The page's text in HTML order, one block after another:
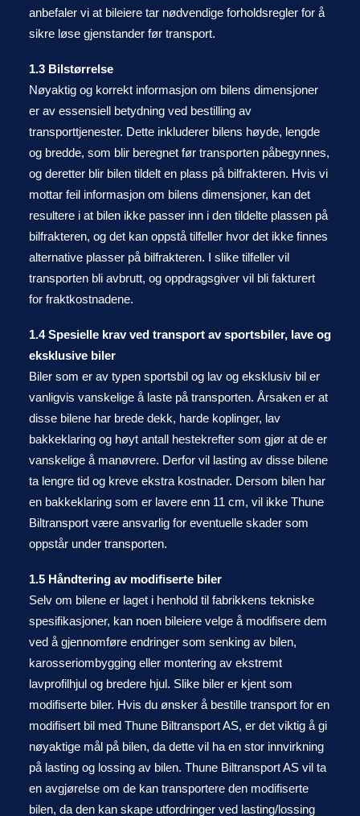
anbefaler vi at bileiere tar nødvendige forholdsregler for å
sikre løse gjenstander før transport.
1.3 Bilstørrelse
Nøyaktig og korrekt informasjon om bilens dimensjoner
er av essensiell betydning ved bestilling av
transporttjenester. Dette inkluderer bilens høyde, lengde
og bredde, som blir beregnet før transporten påbegynnes,
og deretter blir bilen tildelt en plass på bilfrakteren. Hvis vi
mottar feil informasjon om bilens dimensjoner, kan det
resultere i at bilen ikke passer inn i den tildelte plassen på
bilfrakteren, og det kan oppstå tilfeller hvor det ikke finnes
alternative plasser på bilfrakteren. I slike tilfeller vil
transporten bli avbrutt, og oppdragsgiver vil bli fakturert
for fraktkostnadene.
1.4 Spesielle krav ved transport av sportsbiler, lave og
eksklusive biler
Biler som er av typen sportsbil og lav og eksklusiv bil er
vanligvis vanskelige å laste på transporten. Årsaken er at
disse bilene har brede dekk, harde koplinger, lav
bakkeklaring og høyt antall hestekrefter som gjør at de er
vanskelige å manøvrere. Derfor vil lasting av disse bilene
ta lengre tid og kreve ekstra kostnader. Dersom bilen har
en bakkeklaring som er lavere enn 11 cm, vil ikke Thune
Biltransport være ansvarlig for eventuelle skader som
oppstår under transporten.
1.5 Håndtering av modifiserte biler
Selv om bilene er laget i henhold til fabrikkens tekniske
spesifikasjoner, kan noen bileiere velge å modifisere dem
ved å gjennomføre endringer som senking av bilen,
karosseriombygging eller montering av ekstremt
lavprofilhjul og bredere hjul. Slike biler er kjent som
modifiserte biler. Hvis du ønsker å bestille transport for en
modifisert bil med Thune Biltransport AS, er det viktig å gi
nøyaktige mål på bilen, da dette vil ha en stor innvirkning
på lasting og lossing av bilen. Thune Biltransport AS vil ta
en avgjørelse om de kan transportere den modifiserte
bilen, da den kan skape utfordringer ved lasting/lossing